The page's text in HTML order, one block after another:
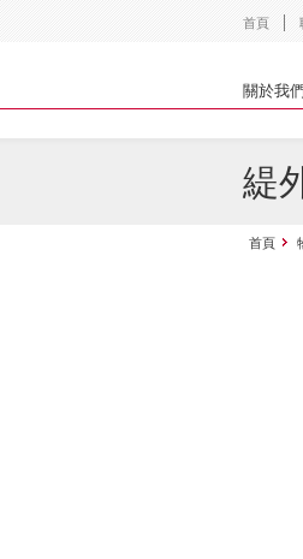
首頁
關於我們
緹
首頁